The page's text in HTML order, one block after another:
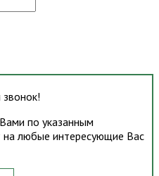
по указанным
любые интересующие Вас